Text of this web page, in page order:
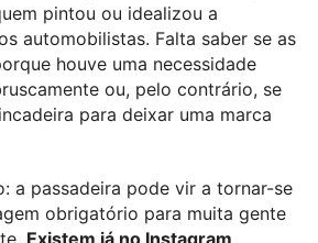
pintou ou idealizou a
automobilistas. Falta saber se as
houve uma necessidade
ou, pelo contrário, se
para deixar uma marca
a passadeira pode vir a tornar-se
obrigatório para muita gente
Existem já no Instagram